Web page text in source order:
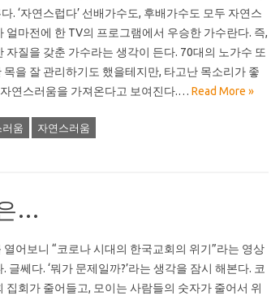
. ‘자연스럽다’ 선배가수도, 후배가수도 모두 자연스
얼마전에 한 TV의 프로그램에서 우승한 가수란다. 즉,
자질을 갖춘 가수라는 생각이 든다. 70대의 노가수 또
목을 잘 관리하기도 했을테지만, 타고난 목소리가 좋
연스러움을 가져온다고 보여진다.… Read More »
러움 자연스러움
…
열어보니 “코로나 시대의 한국교회의 위기”라는 영상
글쎄다. ‘뭐가 문제일까?’라는 생각을 잠시 해본다. 코
집회가 줄어들고, 모이는 사람들의 숫자가 줄어서 위